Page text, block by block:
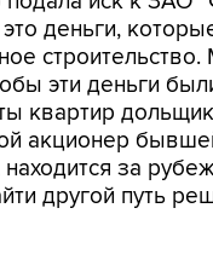
деньги,
эти деньги
квартир
акционер
за
другой путь